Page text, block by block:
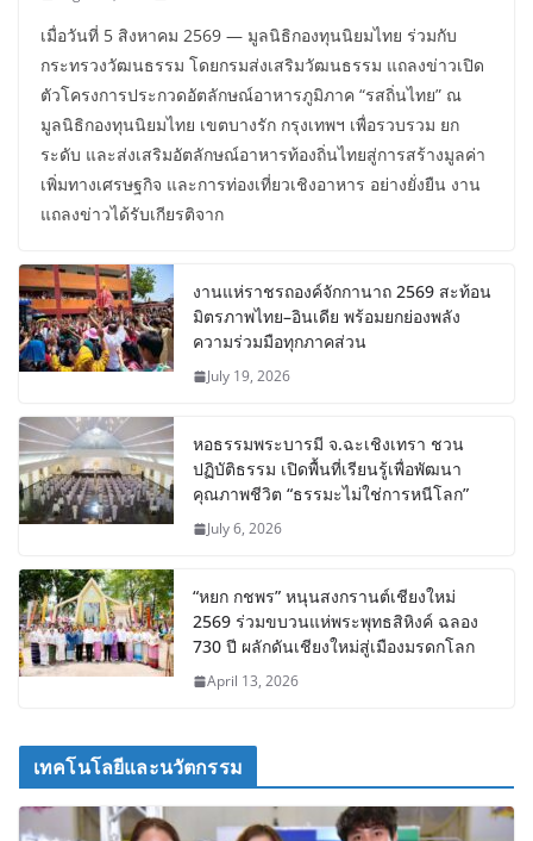
เมื่อวันที่ 5 สิงหาคม 2569 — มูลนิธิกองทุนนิยมไทย ร่วมกับ
กระทรวงวัฒนธรรม โดยกรมส่งเสริมวัฒนธรรม แถลงข่าวเปิด
ตัวโครงการประกวดอัตลักษณ์อาหารภูมิภาค “รสถิ่นไทย” ณ
มูลนิธิกองทุนนิยมไทย เขตบางรัก กรุงเทพฯ เพื่อรวบรวม ยก
ระดับ และส่งเสริมอัตลักษณ์อาหารท้องถิ่นไทยสู่การสร้างมูลค่า
เพิ่มทางเศรษฐกิจ และการท่องเที่ยวเชิงอาหาร อย่างยั่งยืน งาน
แถลงข่าวได้รับเกียรติจาก
งานแห่ราชรถองค์จักกานาถ 2569 สะท้อน
มิตรภาพไทย–อินเดีย พร้อมยกย่องพลัง
ความร่วมมือทุกภาคส่วน
July 19, 2026
หอธรรมพระบารมี จ.ฉะเชิงเทรา ชวน
ปฏิบัติธรรม เปิดพื้นที่เรียนรู้เพื่อพัฒนา
คุณภาพชีวิต “ธรรมะไม่ใช่การหนีโลก”
July 6, 2026
“หยก กชพร” หนุนสงกรานต์เชียงใหม่
2569 ร่วมขบวนแห่พระพุทธสิหิงค์ ฉลอง
730 ปี ผลักดันเชียงใหม่สู่เมืองมรดกโลก
April 13, 2026
เทคโนโลยีและนวัตกรรม